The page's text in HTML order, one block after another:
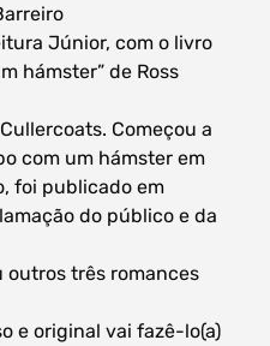
Júnior, com o livro
hámster” de Ross
Começou a
com um hámster em
foi publicado em
do público e da
outros três romances
e original vai fazê-lo(a)